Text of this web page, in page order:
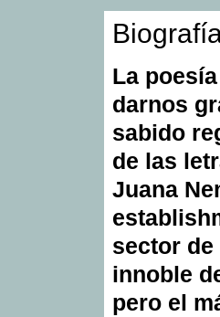
La
darnos
sabido
de las
Juana
sector
innoble
pero el